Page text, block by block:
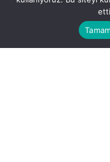
info@erisymm.com